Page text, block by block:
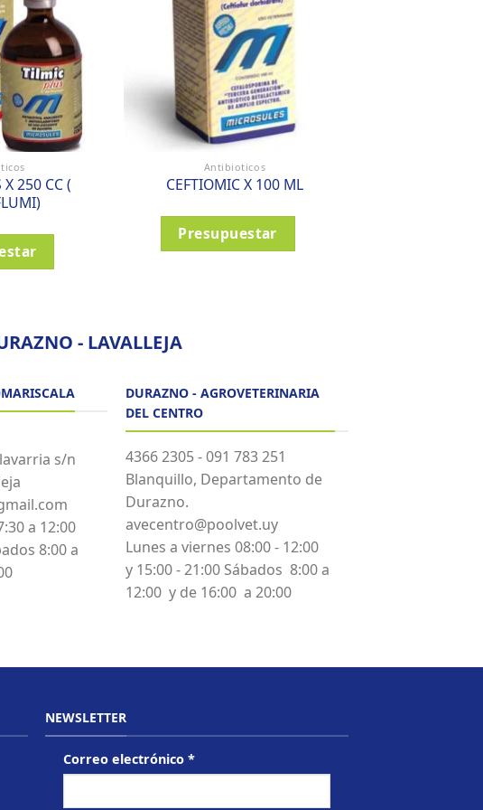
250 CC (
Antibioticos
CEFTIOMIC X 100 ML
Presupuestar
- LAVALLEJA
s/n
a 12:00
8:00 a
DURAZNO - AGROVETERINARIA
DEL CENTRO
4366 2305 - 091 783 251
Blanquillo, Departamento de
Durazno.
avecentro@poolvet.uy
Lunes a viernes 08:00 - 12:00
y 15:00 - 21:00 Sábados 8:00 a
12:00 y de 16:00 a 20:00
NEWSLETTER
Correo electrónico*